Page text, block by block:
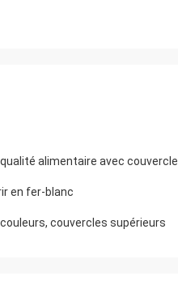
alimentaire avec couvercle
en fer-blanc
couvercles supérieurs